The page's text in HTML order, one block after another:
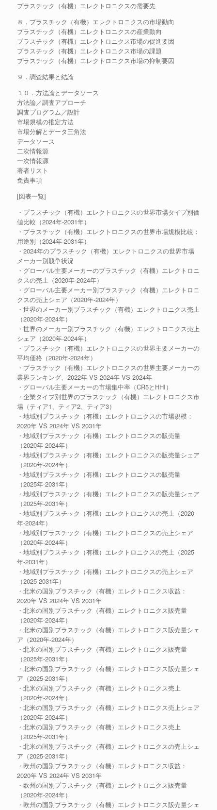
プラスチック（有機）エレクトロニクスの需要先
８．プラスチック（有機）エレクトロニクスの市場動向
プラスチック（有機）エレクトロニクスの産業動向
プラスチック（有機）エレクトロニクス市場の促進要因
プラスチック（有機）エレクトロニクス市場の課題
プラスチック（有機）エレクトロニクス市場の抑制要因
９．調査結果と結論
１０．方法論とデータソース
方法論／調査アプローチ
調査プログラム／設計
市場規模の推定方法
市場分解とデータ三角法
データソース
二次情報源
一次情報源
著者リスト
免責事項
[図表一覧]
・プラスチック（有機）エレクトロニクスの世界市場タイプ別価
値比較（2024年-2031年）
・プラスチック（有機）エレクトロニクスの世界市場規模比較：
用途別（2024年-2031年）
・2024年のプラスチック（有機）エレクトロニクスの世界市場
メーカー別競争状況
・グローバル主要メーカーのプラスチック（有機）エレクトロニ
クスの売上（2020年-2024年）
・グローバル主要メーカー別プラスチック（有機）エレクトロニ
クスの売上シェア（2020年-2024年）
・世界のメーカー別プラスチック（有機）エレクトロニクス売上
（2020年-2024年）
・世界のメーカー別プラスチック（有機）エレクトロニクス売上
シェア（2020年-2024年）
・プラスチック（有機）エレクトロニクスの世界主要メーカーの
平均価格（2020年-2024年）
・プラスチック（有機）エレクトロニクスの世界主要メーカーの
業界ランキング、2022年 VS 2024年 VS 2024年
・グローバル主要メーカーの市場集中率（CR5とHHI）
・企業タイプ別世界のプラスチック（有機）エレクトロニクス市
場（ティア1、ティア2、ティア3）
・地域別プラスチック（有機）エレクトロニクスの市場規模：
2020年 VS 2024年 VS 2031年
・地域別プラスチック（有機）エレクトロニクスの販売量
（2020年-2024年）
・地域別プラスチック（有機）エレクトロニクスの販売量シェア
（2020年-2024年）
・地域別プラスチック（有機）エレクトロニクスの販売量
（2025年-2031年）
・地域別プラスチック（有機）エレクトロニクスの販売量シェア
（2025年-2031年）
・地域別プラスチック（有機）エレクトロニクスの売上（2020
年-2024年）
・地域別プラスチック（有機）エレクトロニクスの売上シェア
（2020年-2024年）
・地域別プラスチック（有機）エレクトロニクスの売上（2025
年-2031年）
・地域別プラスチック（有機）エレクトロニクスの売上シェア
（2025-2031年）
・北米の国別プラスチック（有機）エレクトロニクス収益：
2020年 VS 2024年 VS 2031年
・北米の国別プラスチック（有機）エレクトロニクス販売量
（2020年-2024年）
・北米の国別プラスチック（有機）エレクトロニクス販売量シェ
ア（2020年-2024年）
・北米の国別プラスチック（有機）エレクトロニクス販売量
（2025年-2031年）
・北米の国別プラスチック（有機）エレクトロニクス販売量シェ
ア（2025-2031年）
・北米の国別プラスチック（有機）エレクトロニクス売上
（2020年-2024年）
・北米の国別プラスチック（有機）エレクトロニクス売上シェア
（2020年-2024年）
・北米の国別プラスチック（有機）エレクトロニクス売上
（2025年-2031年）
・北米の国別プラスチック（有機）エレクトロニクスの売上シェ
ア（2025-2031年）
・欧州の国別プラスチック（有機）エレクトロニクス収益：
2020年 VS 2024年 VS 2031年
・欧州の国別プラスチック（有機）エレクトロニクス販売量
（2020年-2024年）
・欧州の国別プラスチック（有機）エレクトロニクス販売量シェ